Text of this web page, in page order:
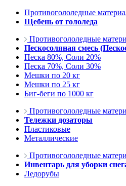
Противогололедные
Щебень от гололеда
Противогололедные
Пескосоляная смесь
Песка 80%, Соли 20%
Песка 70%, Соли 30%
Мешки по 20 кг
Мешки по 25 кг
Биг-беги по 1000 кг
Противогололедные
Тележки дозаторы
Пластиковые
Металлические
Противогололедные
Инвентарь для уборки
Ледорубы